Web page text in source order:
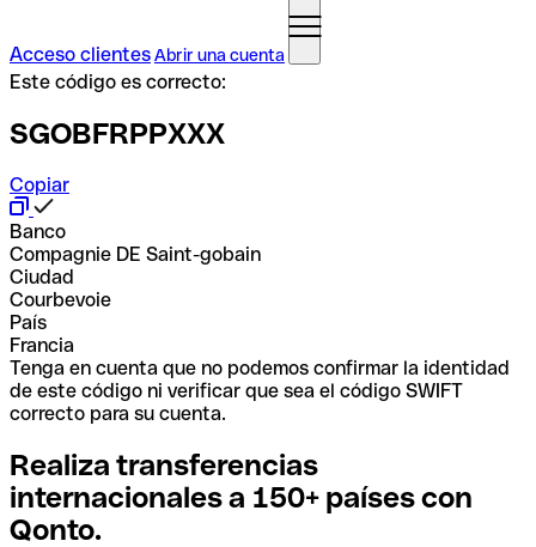
Acceso clientesAbrir una cuenta
Este código es correcto:
SGOBFRPPXXX
Copiar
Banco
Compagnie DE Saint-gobain
Ciudad
Courbevoie
País
Francia
Tenga en cuenta que no podemos confirmar la identidad
de este código ni verificar que sea el código SWIFT
correcto para su cuenta.
Realiza transferencias
internacionales a 150+ países con
Qonto.